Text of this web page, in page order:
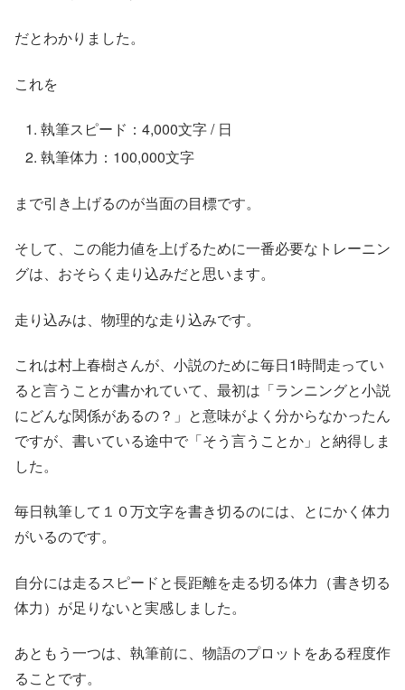
だとわかりました。
これを
執筆スピード：4,000文字 / 日
執筆体力：100,000文字
まで引き上げるのが当面の目標です。
そして、この能力値を上げるために一番必要なトレーニン
グは、おそらく走り込みだと思います。
走り込みは、物理的な走り込みです。
これは村上春樹さんが、小説のために毎日1時間走ってい
ると言うことが書かれていて、最初は「ランニングと小説
にどんな関係があるの？」と意味がよく分からなかったん
ですが、書いている途中で「そう言うことか」と納得しま
した。
毎日執筆して１０万文字を書き切るのには、とにかく体力
がいるのです。
自分には走るスピードと長距離を走る切る体力（書き切る
体力）が足りないと実感しました。
あともう一つは、執筆前に、物語のプロットをある程度作
ることです。